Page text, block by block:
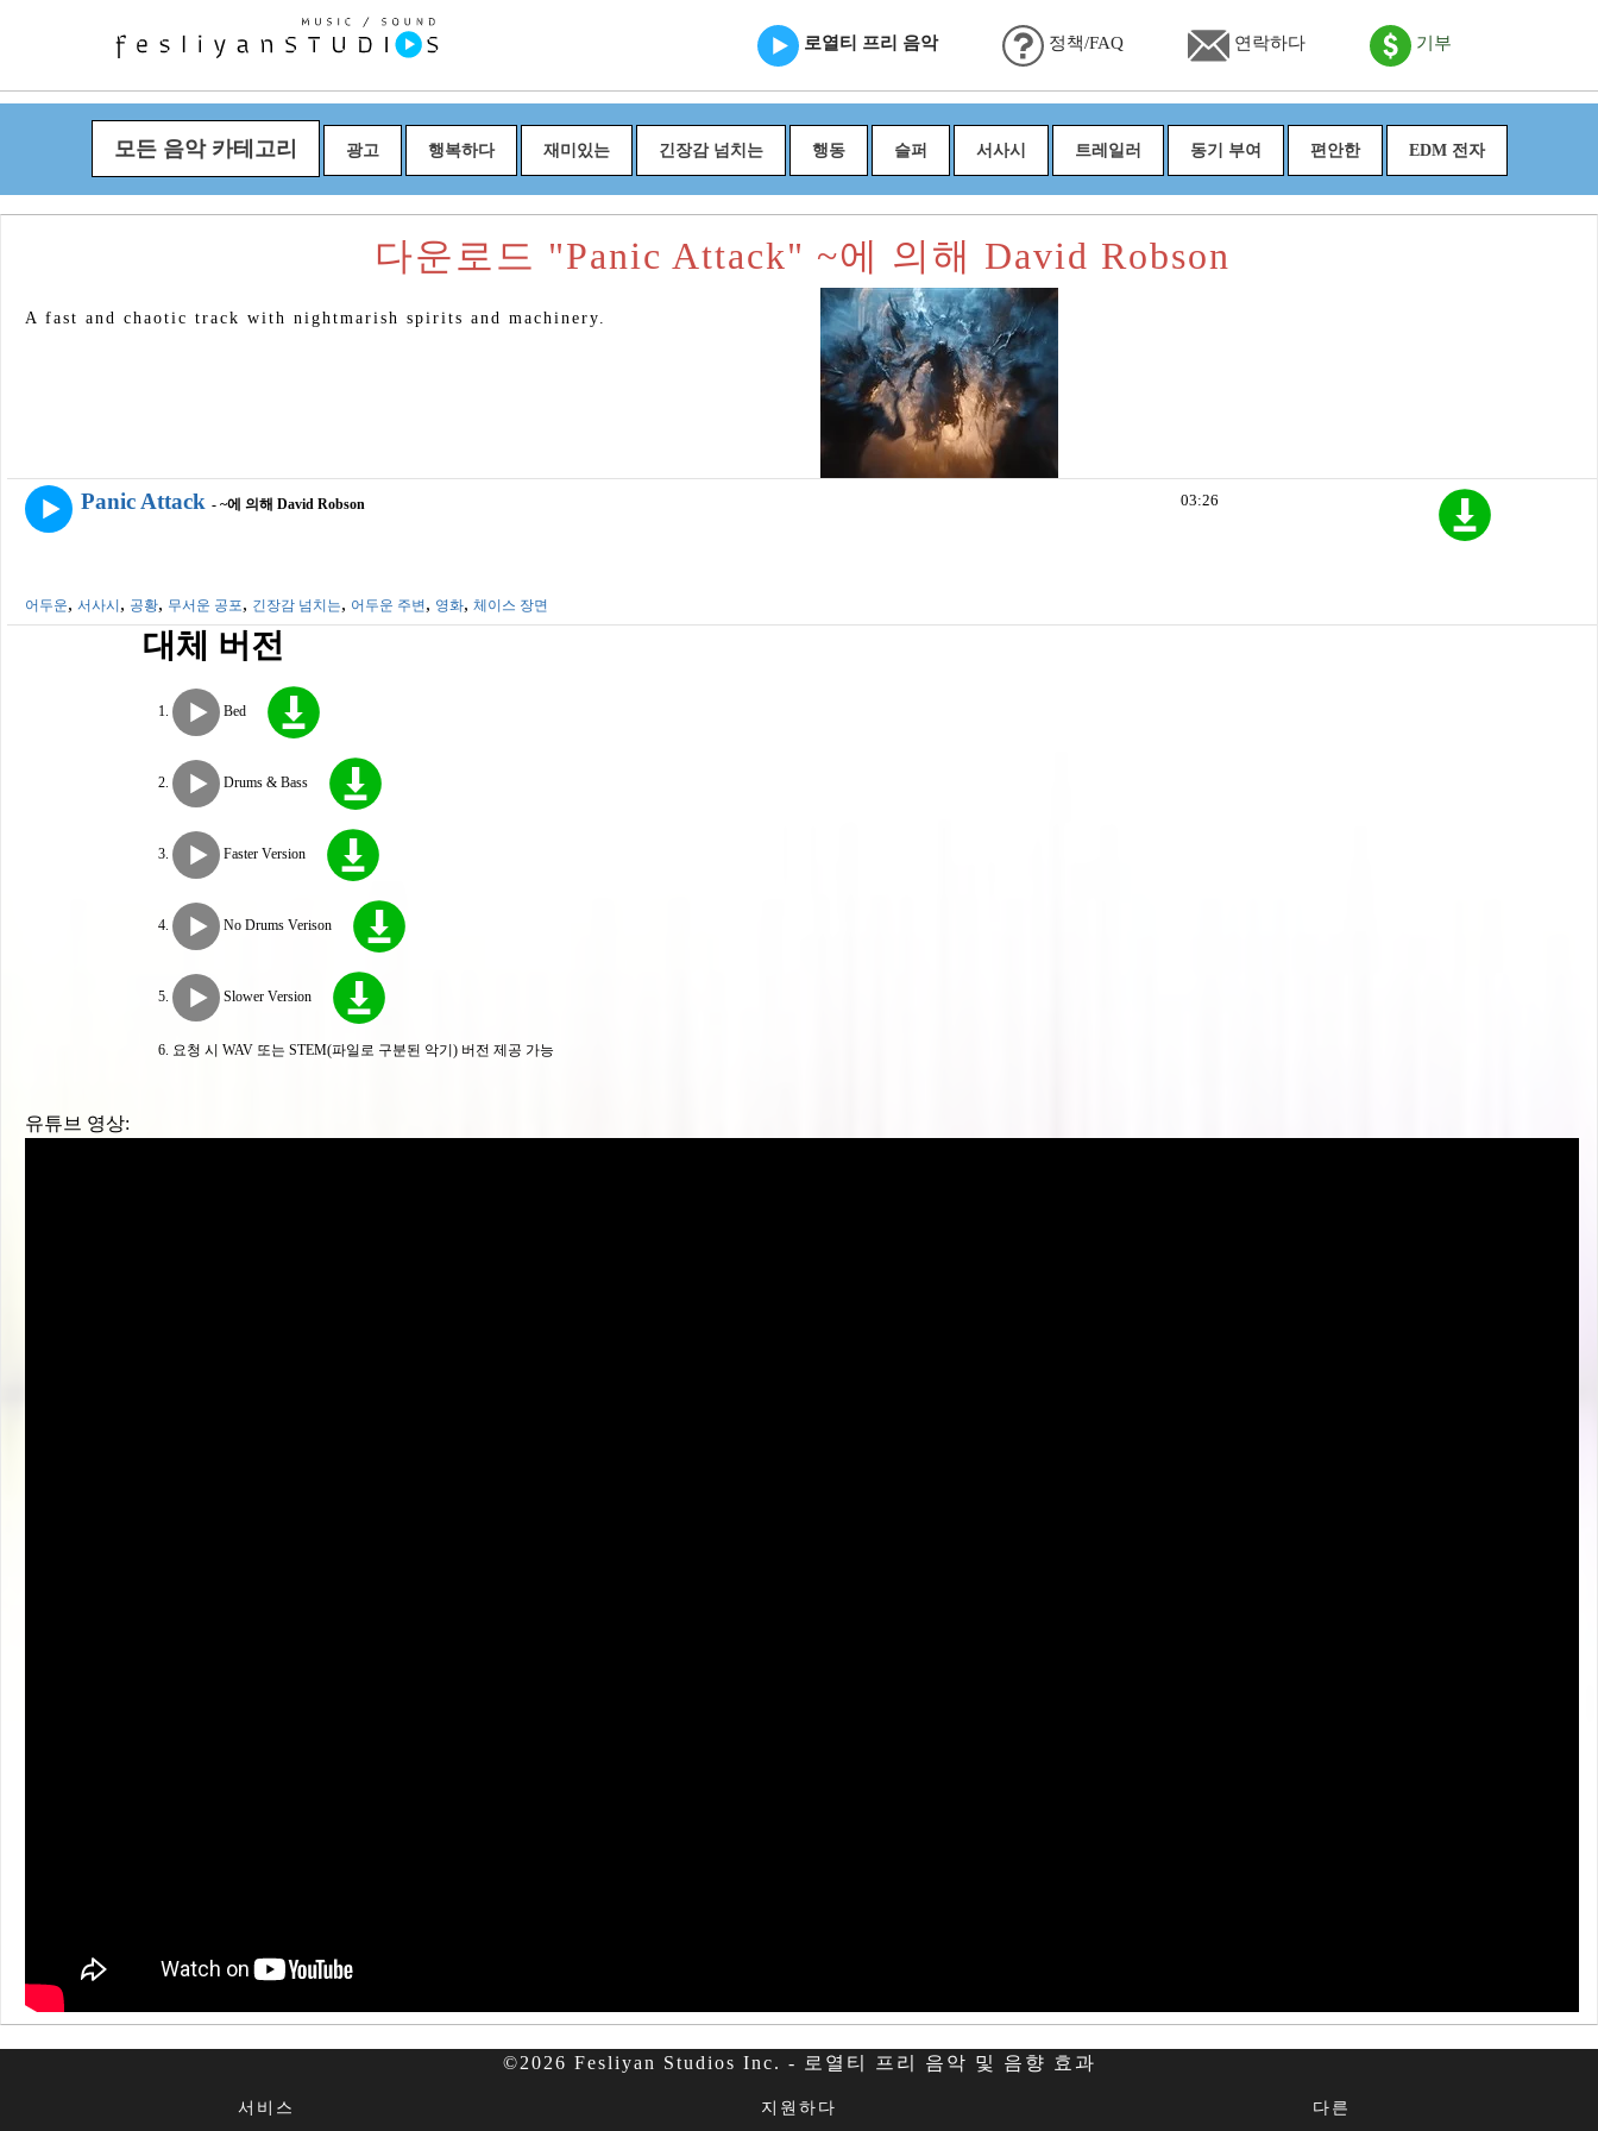
로열티 프리 음악 정책/FAQ 연락하다 기부
모든 음악 카테고리 광고 행복하다 재미있는 긴장감 넘치는 행동 슬퍼 서사시 트레일러 동기 부여 편안한 EDM 전자
다운로드 "Panic Attack" ~에 의해 David Robson
A fast and chaotic track with nightmarish spirits and machinery.
Panic Attack - ~에 의해 David Robson
어두운, 서사시 , 공황, 무서운 공포, 긴장감 넘치는, 어두운 주변 , 영화, 체이스 장면
03:26
대체 버전
Bed
Drums & Bass
Faster Version
No Drums Verison
Slower Version
요청 시 WAV 또는 STEM(파일로 구분된 악기) 버전 제공 가능
유튜브 영상:
©2026 Fesliyan Studios Inc. - 로열티 프리 음악 및 음향 효과
서비스 지원하다 다른